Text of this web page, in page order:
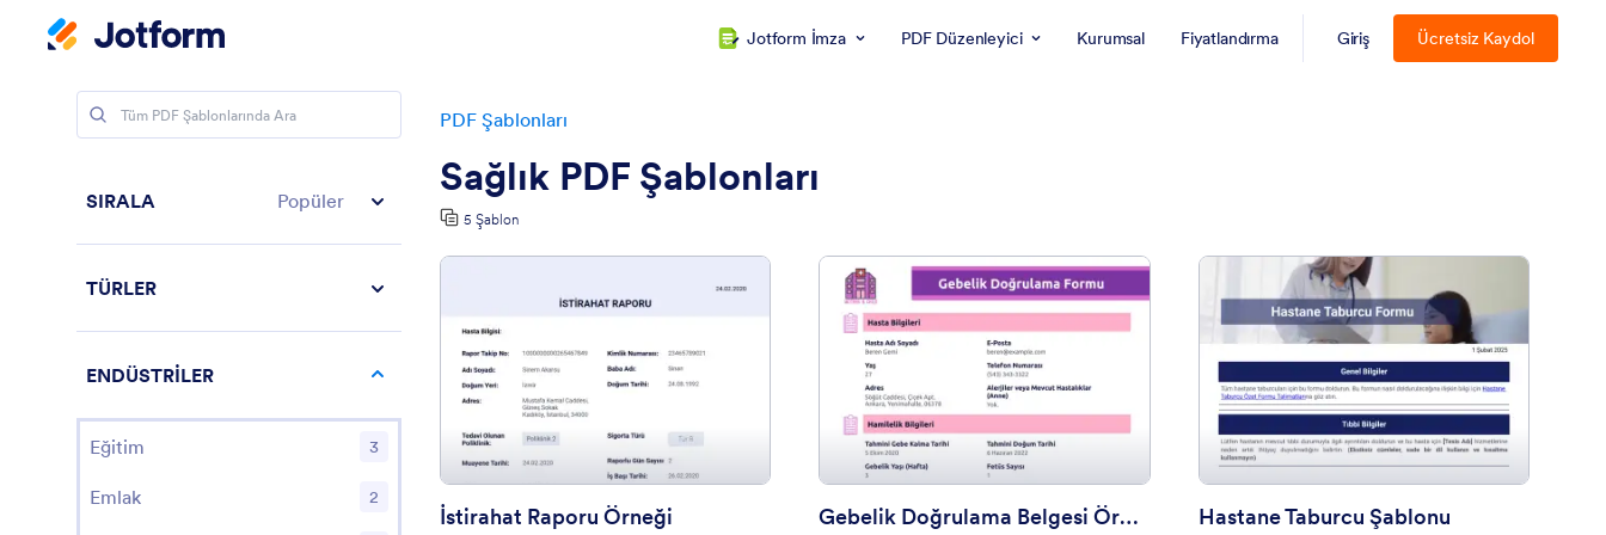
Jotform İmza PDF Düzenleyici Kurumsal Fiyatlandırma Giriş Ücretsiz Kaydol
PDF Şablonları
Sağlık PDF Şablonları
5 Şablon
Önizleme : İstirahat Raporu Örneği
İstirahat Raporu Örneği
Önizleme: Gebelik Doğrulama Belgesi Örneği
Gebelik Doğrulama Belgesi Örneği
Önizleme: Hastane Taburcu
Hastane Taburcu Şablonu
SIRALA Popüler
TÜRLER
ENDÜSTRİLER
Eğitim 3
Emlak 2